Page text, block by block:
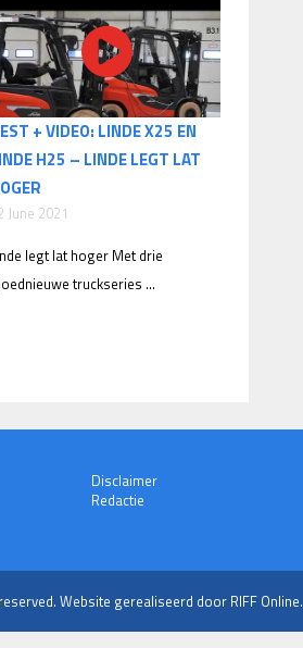
+ VIDEO: LINDE X25 EN
H25 – LINDE LEGT LAT
June 2021
legt lat hoger Met drie
truckseries ...
Disclaimer
Redactie
Website gerealiseerd door RIFF Online.